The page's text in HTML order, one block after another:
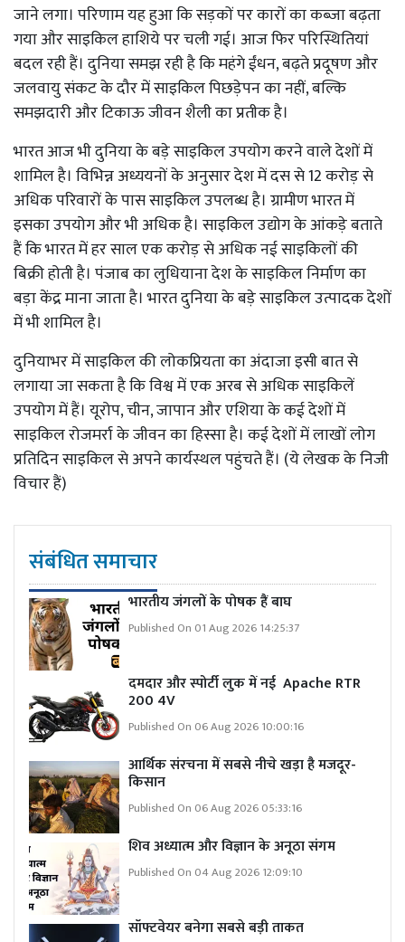
जाने लगा। परिणाम यह हुआ कि सड़कों पर कारों का कब्जा बढ़ता
गया और साइकिल हाशिये पर चली गई। आज फिर परिस्थितियां
बदल रही हैं। दुनिया समझ रही है कि महंगे ईंधन, बढ़ते प्रदूषण और
जलवायु संकट के दौर में साइकिल पिछड़ेपन का नहीं, बल्कि
समझदारी और टिकाऊ जीवन शैली का प्रतीक है।
भारत आज भी दुनिया के बड़े साइकिल उपयोग करने वाले देशों में
शामिल है। विभिन्न अध्ययनों के अनुसार देश में दस से 12 करोड़ से
अधिक परिवारों के पास साइकिल उपलब्ध है। ग्रामीण भारत में
इसका उपयोग और भी अधिक है। साइकिल उद्योग के आंकड़े बताते
हैं कि भारत में हर साल एक करोड़ से अधिक नई साइकिलों की
बिक्री होती है। पंजाब का लुधियाना देश के साइकिल निर्माण का
बड़ा केंद्र माना जाता है। भारत दुनिया के बड़े साइकिल उत्पादक देशों
में भी शामिल है।
दुनियाभर में साइकिल की लोकप्रियता का अंदाजा इसी बात से
लगाया जा सकता है कि विश्व में एक अरब से अधिक साइकिलें
उपयोग में हैं। यूरोप, चीन, जापान और एशिया के कई देशों में
साइकिल रोजमर्रा के जीवन का हिस्सा है। कई देशों में लाखों लोग
प्रतिदिन साइकिल से अपने कार्यस्थल पहुंचते हैं। (ये लेखक के निजी
विचार हैं)
संबंधित समाचार
भारतीय जंगलों के पोषक हैं बाघ
Published On 01 Aug 2026 14:25:37
दमदार और स्पोर्टी लुक में नई Apache RTR
200 4V
Published On 06 Aug 2026 10:00:16
आर्थिक संरचना में सबसे नीचे खड़ा है मजदूर-
किसान
Published On 06 Aug 2026 05:33:16
शिव अध्यात्म और विज्ञान के अनूठा संगम
Published On 04 Aug 2026 12:09:10
सॉफ्टवेयर बनेगा सबसे बड़ी ताकत